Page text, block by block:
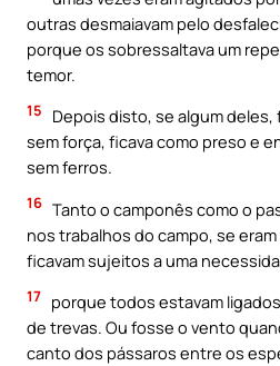
outras desmaiavam pelo
porque os sobressaltava um
temor.
15
Depois disto, se algum
sem força, ficava como preso e
sem ferros.
16 Tanto o camponês como o
nos trabalhos do campo, se
ficavam sujeitos a uma
17 porque todos estavam
de trevas. Ou fosse o vento
canto dos pássaros entre os